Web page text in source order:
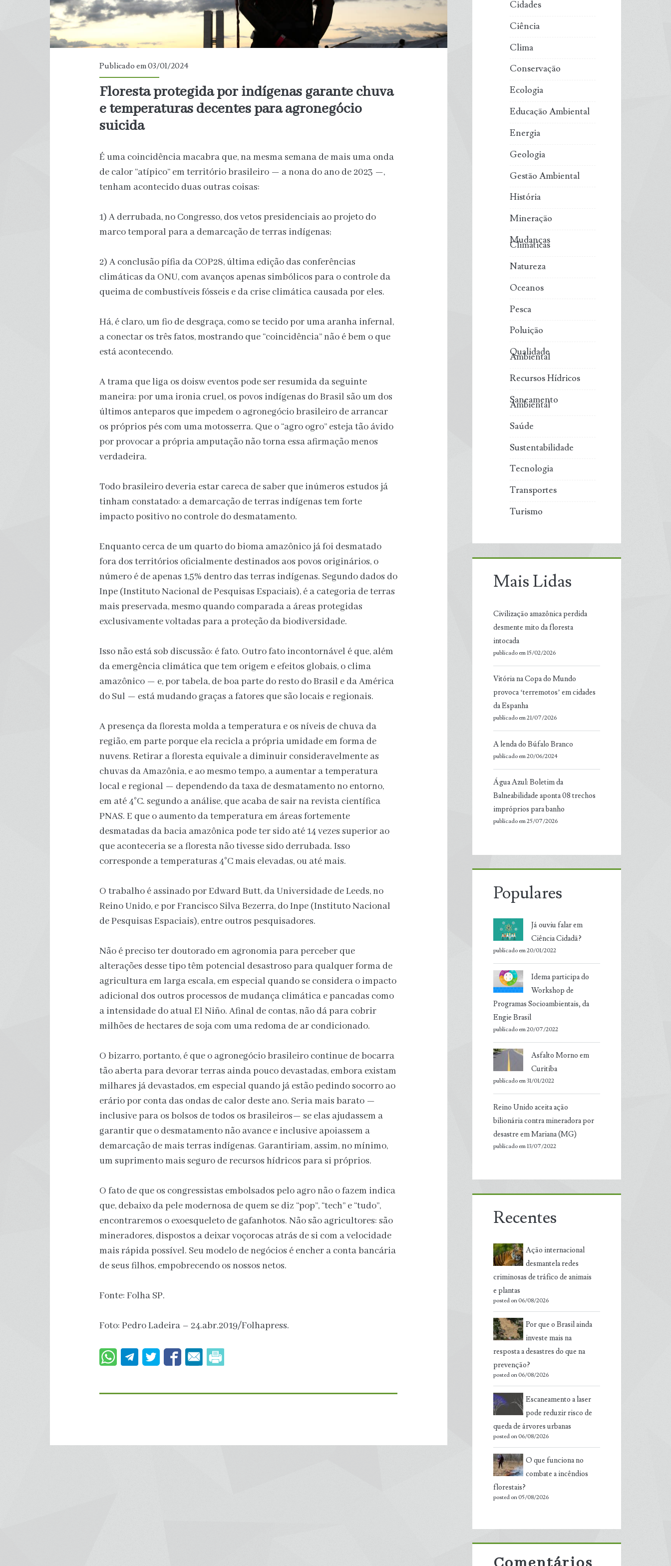
Publicado em 03/01/2024
Floresta protegida por indígenas garante chuva
e temperaturas decentes para agronegócio
suicida
É uma coincidência macabra que, na mesma semana de mais uma onda
de calor “atípico” em território brasileiro — a nona do ano de 2023 —,
tenham acontecido duas outras coisas:
1) A derrubada, no Congresso, dos vetos presidenciais ao projeto do
marco temporal para a demarcação de terras indígenas;
2) A conclusão pífia da COP28, última edição das conferências
climáticas da ONU, com avanços apenas simbólicos para o controle da
queima de combustíveis fósseis e da crise climática causada por eles.
Há, é claro, um fio de desgraça, como se tecido por uma aranha infernal,
a conectar os três fatos, mostrando que “coincidência” não é bem o que
está acontecendo.
A trama que liga os doisw eventos pode ser resumida da seguinte
maneira: por uma ironia cruel, os povos indígenas do Brasil são um dos
últimos anteparos que impedem o agronegócio brasileiro de arrancar
os próprios pés com uma motosserra. Que o “agro ogro” esteja tão ávido
por provocar a própria amputação não torna essa afirmação menos
verdadeira.
Todo brasileiro deveria estar careca de saber que inúmeros estudos já
tinham constatado: a demarcação de terras indígenas tem forte
impacto positivo no controle do desmatamento.
Enquanto cerca de um quarto do bioma amazônico já foi desmatado
fora dos territórios oficialmente destinados aos povos originários, o
número é de apenas 1,5% dentro das terras indígenas. Segundo dados do
Inpe (Instituto Nacional de Pesquisas Espaciais), é a categoria de terras
mais preservada, mesmo quando comparada a áreas protegidas
exclusivamente voltadas para a proteção da biodiversidade.
Isso não está sob discussão: é fato. Outro fato incontornável é que, além
da emergência climática que tem origem e efeitos globais, o clima
amazônico — e, por tabela, de boa parte do resto do Brasil e da América
do Sul — está mudando graças a fatores que são locais e regionais.
A presença da floresta molda a temperatura e os níveis de chuva da
região, em parte porque ela recicla a própria umidade em forma de
nuvens. Retirar a floresta equivale a diminuir consideravelmente as
chuvas da Amazônia, e ao mesmo tempo, a aumentar a temperatura
local e regional — dependendo da taxa de desmatamento no entorno,
em até 4°C. segundo a análise, que acaba de sair na revista científica
PNAS. E que o aumento da temperatura em áreas fortemente
desmatadas da bacia amazônica pode ter sido até 14 vezes superior ao
que aconteceria se a floresta não tivesse sido derrubada. Isso
corresponde a temperaturas 4°C mais elevadas, ou até mais.
O trabalho é assinado por Edward Butt, da Universidade de Leeds, no
Reino Unido, e por Francisco Silva Bezerra, do Inpe (Instituto Nacional
de Pesquisas Espaciais), entre outros pesquisadores.
Não é preciso ter doutorado em agronomia para perceber que
alterações desse tipo têm potencial desastroso para qualquer forma de
agricultura em larga escala, em especial quando se considera o impacto
adicional dos outros processos de mudança climática e pancadas como
a intensidade do atual El Niño. Afinal de contas, não dá para cobrir
milhões de hectares de soja com uma redoma de ar condicionado.
O bizarro, portanto, é que o agronegócio brasileiro continue de bocarra
tão aberta para devorar terras ainda pouco devastadas, embora existam
milhares já devastados, em especial quando já estão pedindo socorro ao
erário por conta das ondas de calor deste ano. Seria mais barato —
inclusive para os bolsos de todos os brasileiros— se elas ajudassem a
garantir que o desmatamento não avance e inclusive apoiassem a
demarcação de mais terras indígenas. Garantiriam, assim, no mínimo,
um suprimento mais seguro de recursos hídricos para si próprios.
O fato de que os congressistas embolsados pelo agro não o fazem indica
que, debaixo da pele modernosa de quem se diz “pop”, “tech” e “tudo”,
encontraremos o exoesqueleto de gafanhotos. Não são agricultores: são
mineradores, dispostos a deixar voçorocas atrás de si com a velocidade
mais rápida possível. Seu modelo de negócios é encher a conta bancária
de seus filhos, empobrecendo os nossos netos.
Fonte: Folha SP.
Foto: Pedro Ladeira – 24.abr.2019/Folhapress.
Cidades
Ciência
Clima
Conservação
Ecologia
Educação Ambiental
Energia
Geologia
Gestão Ambiental
História
Mineração
Mudanças
Climáticas
Natureza
Oceanos
Pesca
Poluição
Qualidade
Ambiental
Recursos Hídricos
Saneamento
Ambiental
Saúde
Sustentabilidade
Tecnologia
Transportes
Turismo
Mais Lidas
Civilização amazônica perdida
desmente mito da floresta
intocada
publicado em 15/02/2026
Vitória na Copa do Mundo
provoca ‘terremotos’ em cidades
da Espanha
publicado em 21/07/2026
A lenda do Búfalo Branco
publicado em 20/06/2024
Água Azul: Boletim da
Balneabilidade aponta 08 trechos
impróprios para banho
publicado em 25/07/2026
Populares
Já ouviu falar em
Ciência Cidadã?
publicado em 20/01/2022
Idema participa do
Workshop de
Programas Socioambientais, da
Engie Brasil
publicado em 20/07/2022
Asfalto Morno em
Curitiba
publicado em 31/01/2022
Reino Unido aceita ação
bilionária contra mineradora por
desastre em Mariana (MG)
publicado em 13/07/2022
Recentes
Ação internacional
desmantela redes
criminosas de tráfico de animais
e plantas
posted on 06/08/2026
Por que o Brasil ainda
investe mais na
resposta a desastres do que na
prevenção?
posted on 06/08/2026
Escaneamento a laser
pode reduzir risco de
queda de árvores urbanas
posted on 06/08/2026
O que funciona no
combate a incêndios
florestais?
posted on 05/08/2026